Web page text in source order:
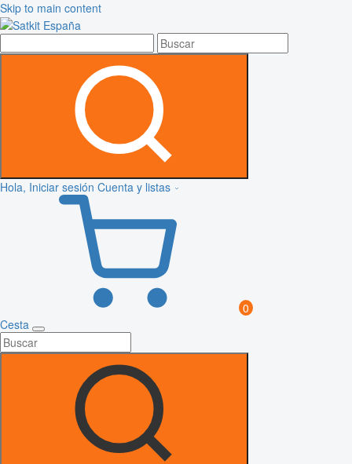
Skip to main content
Hola, Iniciar sesión Cuenta y listas
0
Cesta